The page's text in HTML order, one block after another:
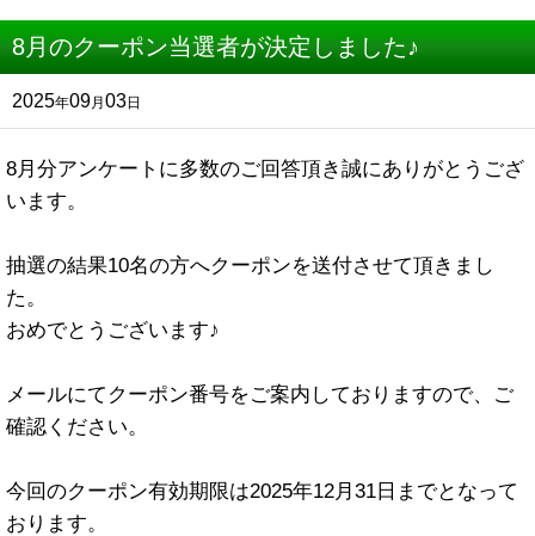
8月のクーポン当選者が決定しました♪
2025年09月 03日
8月分アンケートに多数のご回答頂き誠にありがとうござ
います。
抽選の結果10名の方へクーポンを送付させて頂きまし
た。
おめでとうございます♪
メールにてクーポン番号をご案内しておりますので、ご
確認ください。
今回のクーポン有効期限は2025年12月31日までとなって
おります。